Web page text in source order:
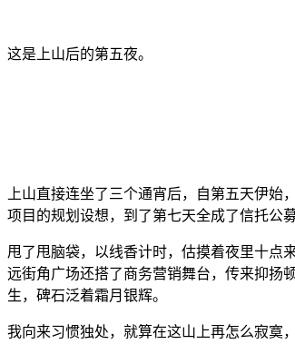
这是上山后的第五夜。
上山直接连坐了三个通宵后，自第五天伊
项目的规划设想，到了第七天全成了信托公
甩了甩脑袋，以线香计时，估摸着夜里十点
远街角广场还搭了商务营销舞台，传来抑扬
生，碑石泛着霜月银辉。
我向来习惯独处，就算在这山上再怎么寂寞